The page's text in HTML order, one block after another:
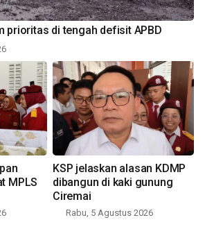
prioritas di tengah defisit APBD
MPLS
KSP jelaskan alasan KDMP
dibangun di kaki gunung
Ciremai
Rabu, 5 Agustus 2026